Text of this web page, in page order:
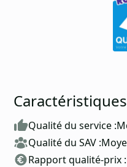
Caractéristiques
Qualité du service :
Qualité du SAV :
Rapport qualité-prix :